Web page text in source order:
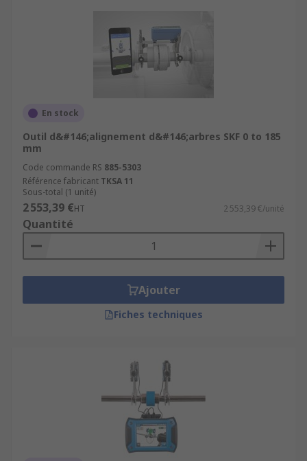
En stock
Outil d&#146;alignement d&#146;arbres SKF 0 to 185
mm
Code commande RS 885-5303
Référence fabricant TKSA 11
Sous-total (1 unité)
2 553,39 €HT 2 553,39 €/unité
Quantité
Ajouter
Fiches techniques